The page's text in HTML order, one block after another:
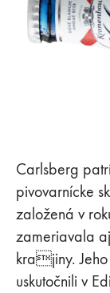
Carlsberg
pivovarnícke
založená v
zameriavala
krajiny.
uskutočnili v